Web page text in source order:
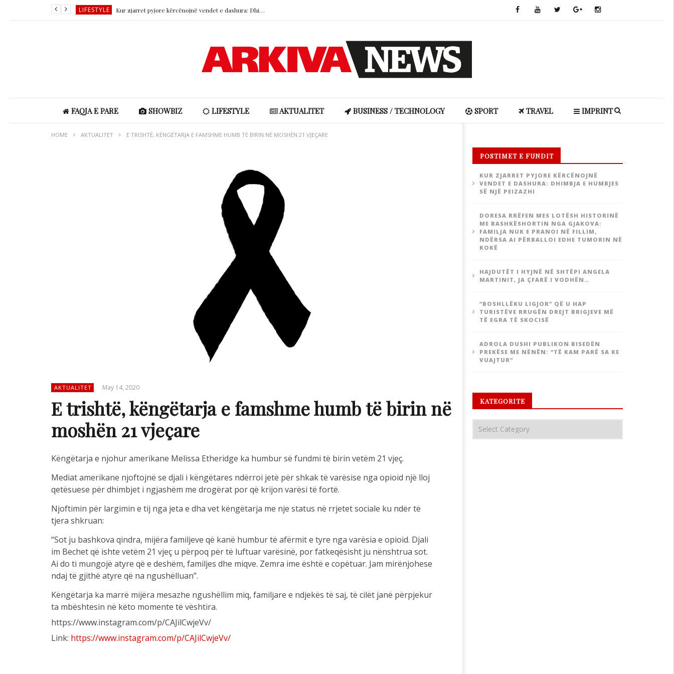
LIFESTYLE Kur zjarret pyjore kërcënojnë vendet e dashura: Dhimbja e humbjes së një peizazhi
Hajdutët i hyjnë në shtëpi Angela Martinit, ja çfarë i vodhën…
LIFESTYLE Kur zjarret pyjore kërcënojnë vendet e dashura: Dhimbja e humbjes së një peizazhi
FAQJA E PARE SHOWBIZ LIFESTYLE AKTUALITET BUSINESS / TECHNOLOGY SPORT TRAVEL IMPRINT
HOME AKTUALITET E TRISHTË, KËNGËTARJA E FAMSHME HUMB TË BIRIN NË MOSHËN 21 VJEÇARE
AKTUALITET May 14, 2020
E trishtë, këngëtarja e famshme humb të birin në
moshën 21 vjeçare
Këngëtarja e njohur amerikane Melissa Etheridge ka humbur së fundmi të birin vetëm 21 vjeç.
Mediat amerikane njoftojnë se djali i këngëtares ndërroi jetë për shkak të varësise nga opioid një lloj
qetësuese për dhimbjet i ngjashëm me drogërat por që krijon varësi të fortë.
Njoftimin për largimin e tij nga jeta e dha vet këngëtarja me nje status në rrjetet sociale ku ndër të
tjera shkruan:
“Sot ju bashkova qindra, mijëra familjeve që kanë humbur të afërmit e tyre nga varësia e opioid. Djali
im Bechet që ishte vetëm 21 vjeç u përpoq për të luftuar varësinë, por fatkeqësisht ju nënshtrua sot.
Ai do ti mungojë atyre që e deshëm, familjes dhe miqve. Zemra ime është e copëtuar. Jam mirënjohese
ndaj të gjithë atyre që na ngushëlluan”.
Këngëtarja ka marrë mijëra mesazhe ngushëllim miq, familjare e ndjekës të saj, të cilët janë përpjekur
ta mbështesin në këto momente të vështira.
https://www.instagram.com/p/CAJilCwjeVv/
Link: https://www.instagram.com/p/CAJilCwjeVv/
POSTIMET E FUNDIT
KUR ZJARRET PYJORE KËRCËNOJNË
VENDET E DASHURA: DHIMBJA E HUMBJES
SË NJË PEIZAZHI
DORESA RRËFEN MES LOTËSH HISTORINË
ME BASHKËSHORTIN NGA GJAKOVA:
FAMILJA NUK E PRANOI NË FILLIM,
NDËRSA AI PËRBALLOI EDHE TUMORIN NË
KOKË
HAJDUTËT I HYJNË NË SHTËPI ANGELA
MARTINIT, JA ÇFARË I VODHËN…
“BOSHLLËKU LIGJOR” QË U HAP
TURISTËVE RRUGËN DREJT BRIGJEVE MË
TË EGRA TË SKOCISË
ADROLA DUSHI PUBLIKON BISEDËN
PREKËSE ME NËNËN: “TË KAM PARË SA KE
VUAJTUR”
KATEGORITE